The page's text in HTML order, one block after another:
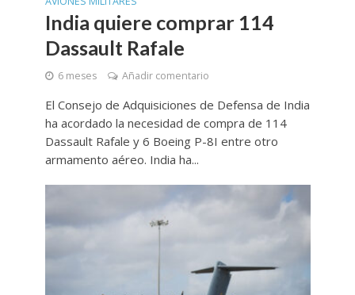
India quiere comprar 114
Dassault Rafale
6 meses Añadir comentario
El Consejo de Adquisiciones de Defensa de India
ha acordado la necesidad de compra de 114
Dassault Rafale y 6 Boeing P-8I entre otro
armamento aéreo. India ha...